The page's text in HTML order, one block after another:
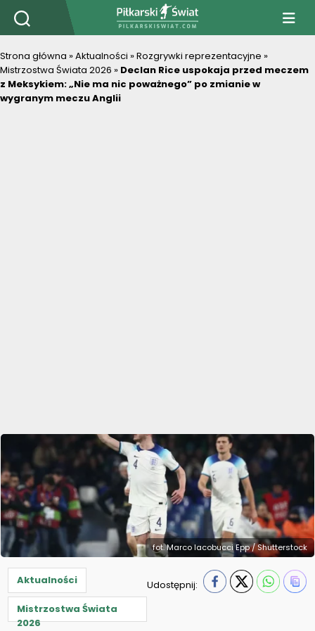
PiłkarskiSwiat.com
Strona główna »Aktualności »Rozgrywki reprezentacyjne »
Mistrzostwa Świata 2026 » Declan Rice uspokaja przed meczem
z Meksykiem: „Nie ma nic poważnego” po zmianie w
wygranym meczu Anglii
fot. Marco Iacobucci Epp / Shutterstock
Aktualności
Mistrzostwa Świata
2026
Udostępnij: